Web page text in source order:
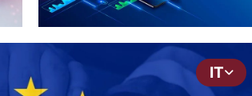
IT